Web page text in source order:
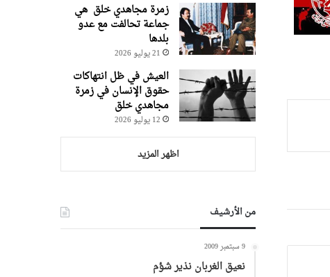
زمرة مجاهدي خلق هي
جماعة تحالفت مع عدو
بلدها
21 يوليو 2026
العيش في ظل انتهاكات
حقوق الإنسان في زمرة
مجاهدي خلق
12 يوليو 2026
اظهر المزيد
من الأرشيف
9 سبتمبر 2009
نعيق الغربان نذير شؤم